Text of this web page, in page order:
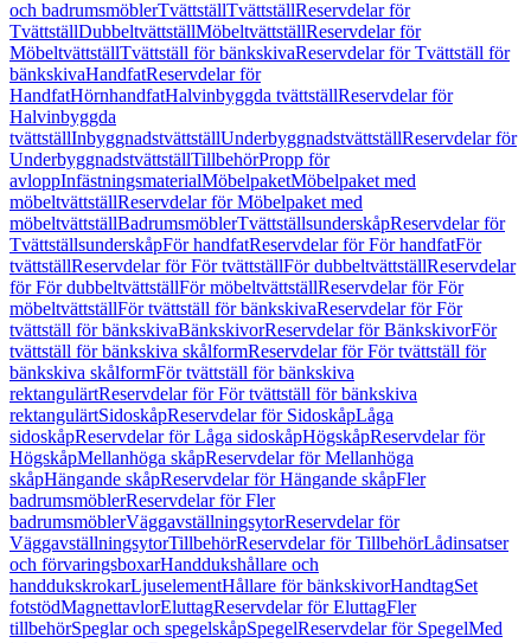
och badrumsmöblerTvättställTvättställReservdelar för
TvättställDubbeltvättställMöbeltvättställReservdelar för
MöbeltvättställTvättställ för bänkskivaReservdelar för Tvättställ för
bänkskivaHandfatReservdelar för
HandfatHörnhandfatHalvinbyggda tvättställReservdelar för
Halvinbyggda
tvättställInbyggnadstvättställUnderbyggnadstvättställReservdelar för
UnderbyggnadstvättställTillbehörPropp för
avloppInfästningsmaterialMöbelpaketMöbelpaket med
möbeltvättställReservdelar för Möbelpaket med
möbeltvättställBadrumsmöblerTvättställsunderskåpReservdelar för
TvättställsunderskåpFör handfatReservdelar för För handfatFör
tvättställReservdelar för För tvättställFör dubbeltvättställReservdelar
för För dubbeltvättställFör möbeltvättställReservdelar för För
möbeltvättställFör tvättställ för bänkskivaReservdelar för För
tvättställ för bänkskivaBänkskivorReservdelar för BänkskivorFör
tvättställ för bänkskiva skålformReservdelar för För tvättställ för
bänkskiva skålformFör tvättställ för bänkskiva
rektangulärtReservdelar för För tvättställ för bänkskiva
rektangulärtSidoskåpReservdelar för SidoskåpLåga
sidoskåpReservdelar för Låga sidoskåpHögskåpReservdelar för
HögskåpMellanhöga skåpReservdelar för Mellanhöga
skåpHängande skåpReservdelar för Hängande skåpFler
badrumsmöblerReservdelar för Fler
badrumsmöblerVäggavställningsytorReservdelar för
VäggavställningsytorTillbehörReservdelar för TillbehörLådinsatser
och förvaringsboxarHanddukshållare och
handdukskrokarLjuselementHållare för bänkskivorHandtagSet
fotstödMagnettavlorEluttagReservdelar för EluttagFler
tillbehörSpeglar och spegelskåpSpegelReservdelar för SpegelMed